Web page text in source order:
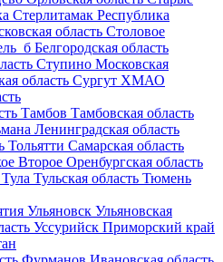
Стерлитамак Республика
область Столовое
Белгородская область
Ступино Московская
область Сургут ХМАО
Тамбов Тамбовская область
Ленинградская область
Тольятти Самарская область
Второе Оренбургская область
Тула Тульская область Тюмень
Ульяновск Ульяновская
Уссурийск Приморский край